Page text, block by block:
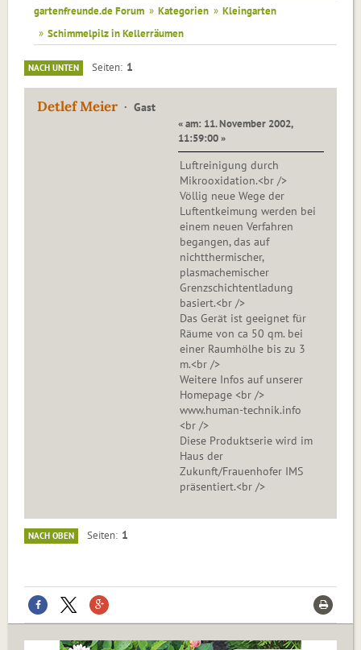
gartenfreunde.de Forum » Kategorien » Kleingarten
» Schimmelpilz in Kellerräumen
NACH UNTEN Seiten 1
Detlef Meier Gast
« am: 11. November 2002,
11:59:00 »
Luftreinigung durch
Mikrooxidation.<br />
Völlig neue Wege der
Luftentkeimung werden bei
einem neuen Verfahren
begangen, das auf
nichtthermischer,
plasmachemischer
Grenzschichtentladung
basiert.<br />
Das Gerät ist geeignet für
Räume von ca 50 qm. bei
einer Raumhölhe bis zu 3
m.<br />
Weitere Infos auf unserer
Homepage <br />
www.human-technik.info
<br />
Diese Produktserie wird im
Haus der
Zukunft/Frauenhofer IMS
präsentiert.<br />
NACH OBEN Seiten 1